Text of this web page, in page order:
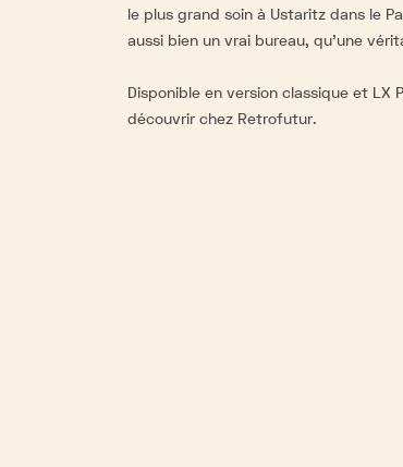
le plus grand soin à Ustaritz dans le
aussi bien un vrai bureau, qu'une
Disponible en version classique et
découvrir chez Retrofutur.